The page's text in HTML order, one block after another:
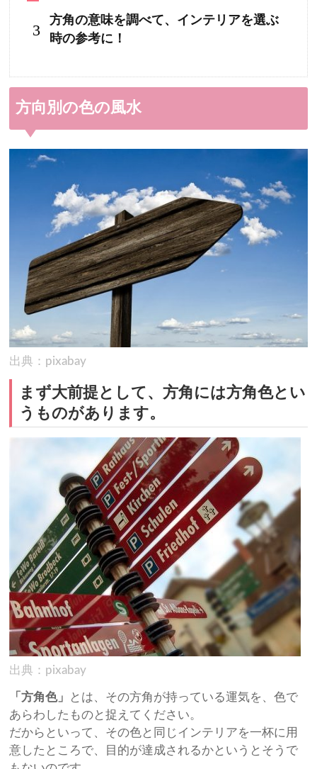
3
方角の意味を調べて、インテリアを選ぶ
時の参考に！
方向別の色の風水
出典：pixabay
まず大前提として、方角には方角色とい
うものがあります。
出典：pixabay
「方角色」
とは、その方角が持っている運気を、色で
あらわしたものと捉えてください。
だからといって、その色と同じインテリアを一杯に用
意したところで、目的が達成されるかというとそうで